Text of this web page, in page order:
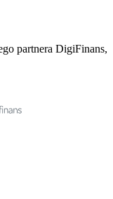
partnera DigiFinans,